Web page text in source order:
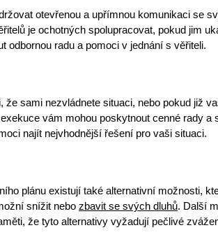
otevřenou a upřímnou komunikaci se
je ochotných spolupracovat, pokud jim
radu a pomoci v jednání s věřiteli.
sami nezvládnete situaci, nebo pokud již
vám mohou poskytnout cenné rady a
najít nejvhodnější řešení pro vaši situaci.
plánu existují také alternativní možnosti,
snížit nebo zbavit se svých dluhů. Další
že tyto alternativy vyžadují pečlivé